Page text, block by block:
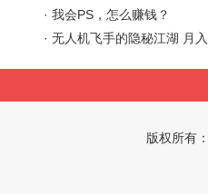
· 我会PS，怎么赚钱？
· 无人机飞手的隐秘江湖 月
版权所有：